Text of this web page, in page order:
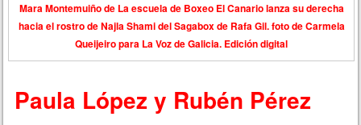
Mara Montemuiño de La escuela de Boxeo El Canario lanza su derecha
hacia el rostro de Najla Shami del Sagabox de Rafa Gil. foto de Carmela
Queijeiro para La Voz de Galicia. Edición digital
Paula López y Rubén Pérez